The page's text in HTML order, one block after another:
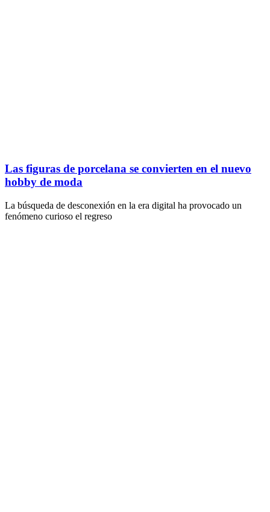
Las figuras de porcelana se convierten en el nuevo
hobby de moda
La búsqueda de desconexión en la era digital ha provocado un
fenómeno curioso el regreso